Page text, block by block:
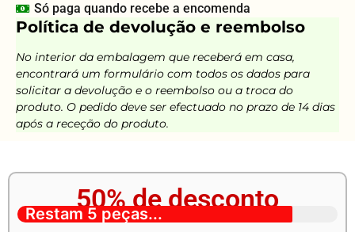
Só paga quando recebe a encomenda
Política de devolução e reembolso
No interior da embalagem que receberá em casa,
encontrará um formulário com todos os dados para
solicitar a devolução e o reembolso ou a troca do
produto. O pedido deve ser efectuado no prazo de 14 dias
após a receção do produto.
50% de desconto
Restam 5 peças...